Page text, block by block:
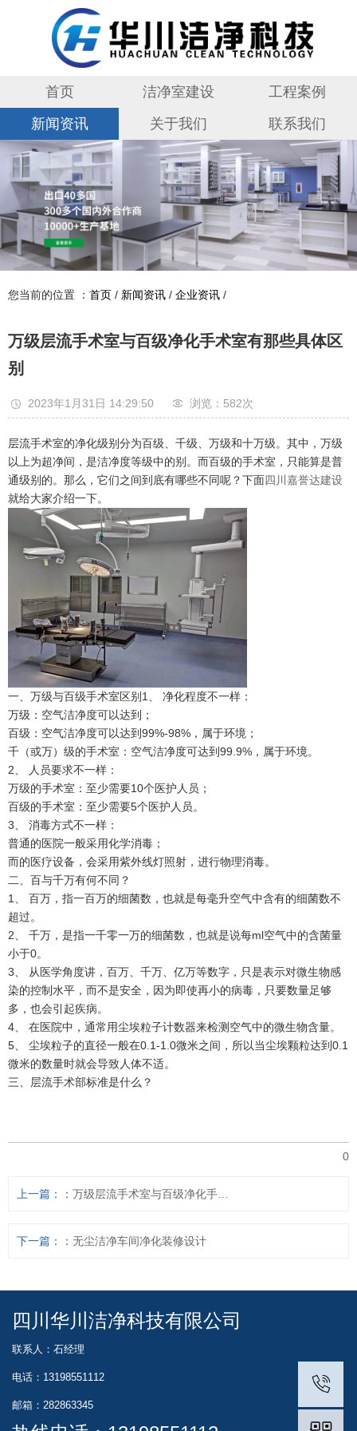
首页 洁净室建设
工程案例
新闻资讯
关于我们 联系我们
您当前的位置 ： 首页 / 新闻资讯 / 企业资讯 /
万级层流手术室与百级净化手术室有那些具体区
别
2023年1月31日 14:29:50 浏览：582次
层流手术室的净化级别分为百级、千级、万级和十万级。其中，万级
以上为超净间，是洁净度等级中的别。而百级的手术室，只能算是普
通级别的。那么，它们之间到底有哪些不同呢？下面四川嘉誉达建设
就给大家介绍一下。
一、万级与百级手术室区别1、 净化程度不一样：
万级：空气洁净度可以达到；
百级：空气洁净度可以达到99%-98%，属于环境；
千（或万）级的手术室：空气洁净度可达到99.9%，属于环境。
2、 人员要求不一样：
万级的手术室：至少需要10个医护人员；
百级的手术室：至少需要5个医护人员。
3、 消毒方式不一样：
普通的医院一般采用化学消毒；
而的医疗设备，会采用紫外线灯照射，进行物理消毒。
二、百与千万有何不同？
1、 百万，指一百万的细菌数，也就是每毫升空气中含有的细菌数不
超过。
2、 千万，是指一千零一万的细菌数，也就是说每ml空气中的含菌量
小于0。
3、 从医学角度讲，百万、千万、亿万等数字，只是表示对微生物感
染的控制水平，而不是安全，因为即使再小的病毒，只要数量足够
多，也会引起疾病。
4、 在医院中，通常用尘埃粒子计数器来检测空气中的微生物含量。
5、 尘埃粒子的直径一般在0.1-1.0微米之间，所以当尘埃颗粒达到0.1
微米的数量时就会导致人体不适。
三、层流手术部标准是什么？
0
上一篇：
下一篇： 无尘洁净车间净化装修设计
四川华川洁净科技有限公司
联系人：石经理
电话：13198551112
邮箱：282863345